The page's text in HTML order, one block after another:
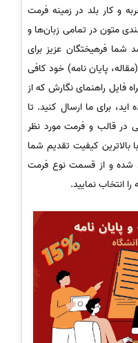
و کار بلد در زمینه فرمت
متون در تمامی زبان‌ها و
فرهیختگان عزیز برای
پایان نامه) خود کافی
فایل راهنمای نگارش که از
برای ما ارسال کنید. تا
در قالب و فرمت مورد نظر
بالاترین کیفیت تقدیم شما
شده و از قسمت نوع فرمت
انتخاب نمایید.